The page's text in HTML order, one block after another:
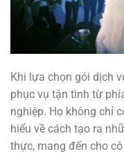
Khi lựa chọn gói dịch
phục vụ tận tình từ
nghiệp. Họ không chỉ
hiểu về cách tạo ra
thực, mang đến cho